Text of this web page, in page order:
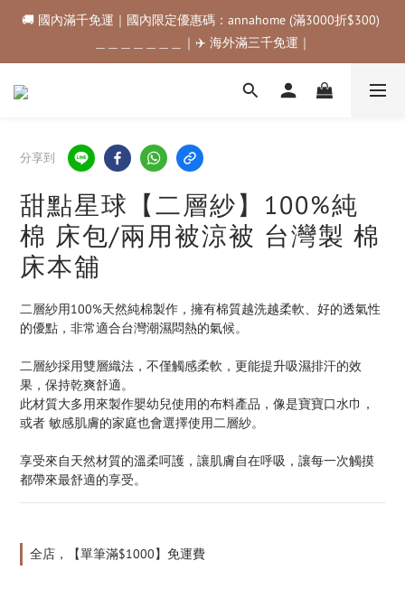
🚚 國內滿千免運｜國內限定優惠碼：annahome (滿3000折$300)
＿＿＿＿＿＿＿｜✈️ 海外滿三千免運｜
🚚 國內滿千免運｜國內限定優惠碼：annahome (滿3000折$300)
＿＿＿＿＿＿＿｜✈️ 海外滿三千免運｜
購物金折抵規範💰💰💰滿$500最高可折$50｜滿$1000最高可折
🚚 國內滿千免運｜國內限定優惠碼：annahome (滿3000折$300)
＿＿＿＿＿＿＿｜✈️ 海外滿三千免運｜
分享到
甜點星球【二層紗】100%純
棉 床包/兩用被涼被 台灣製 棉
床本舖
二層紗用100%天然純棉製作，擁有棉質越洗越柔軟、好的透氣性
的優點，非常適合台灣潮濕悶熱的氣候。
二層紗採用雙層織法，不僅觸感柔軟，更能提升吸濕排汗的效
果，保持乾爽舒適。
此材質大多用來製作嬰幼兒使用的布料產品，像是寶寶口水巾，
或者 敏感肌膚的家庭也會選擇使用二層紗。
享受來自天然材質的溫柔呵護，讓肌膚自在呼吸，讓每一次觸摸
都帶來最舒適的享受。
全店，【單筆滿$1000】免運費